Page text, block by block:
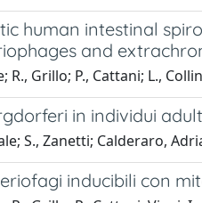
human intestinal
and
Grillo; P., Cattani; L.,
in individui
S., Zanetti; Calderaro,
inducibili con